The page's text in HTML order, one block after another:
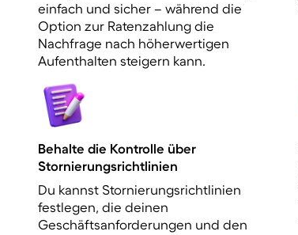
einfach und sicher – während die
Option zur Ratenzahlung die
Nachfrage nach höherwertigen
Aufenthalten steigern kann.
Behalte die Kontrolle über
Stornierungsrichtlinien
Du kannst Stornierungsrichtlinien
festlegen, die deinen
Geschäftsanforderungen und den